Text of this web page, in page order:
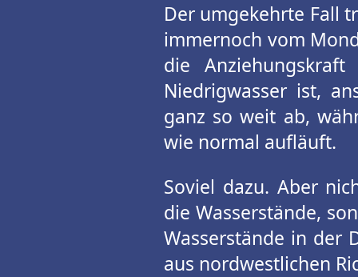
Der umgekehrte Fall
immernoch vom
die
Niedrigwasser ist,
ganz so weit ab,
wie normal aufläuft.
Soviel dazu. Aber
die Wasserstände,
Wasserstände in der
aus nordwestlichen